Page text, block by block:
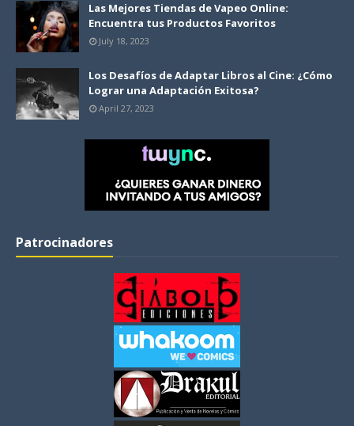
Las Mejores Tiendas de Vapeo Online:
Encuentra tus Productos Favoritos
July 18, 2023
Los Desafíos de Adaptar Libros al Cine: ¿Cómo
Lograr una Adaptación Exitosa?
April 27, 2023
Patrocinadores